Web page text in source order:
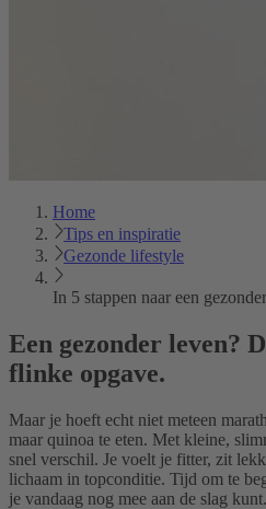
Home
Tips en inspiratie
Gezonde lifestyle
In 5 stappen naar een
Een gezonder leven?
flinke opgave.
Maar je hoeft echt niet meteen
maar quinoa te eten. Met kleine,
snel verschil. Je voelt je fitter, zit
lichaam in topconditie. Tijd om te
je vandaag nog mee aan de slag kunt.